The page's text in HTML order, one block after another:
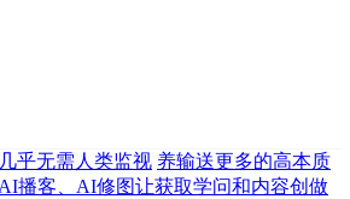
几乎无需人类监视 养输送更多的高本质
AI播客、AI修图让获取学问和内容创做